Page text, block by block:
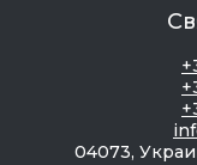
04073,